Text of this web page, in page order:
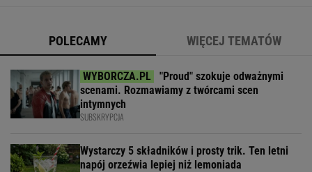
POLECAMY WIĘCEJ TEMATÓW
"Proud" szokuje odważnymi
scenami. Rozmawiamy z twórcami scen
intymnych
SUBSKRYPCJA
Wystarczy 5 składników i prosty trik. Ten letni
napój orzeźwia lepiej niż lemoniada